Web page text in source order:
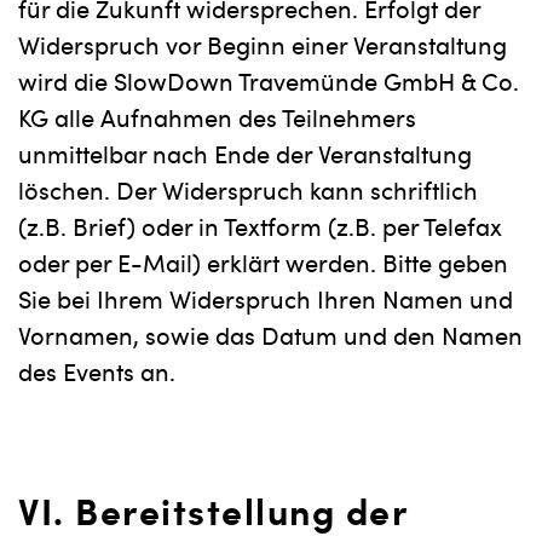
für die Zukunft widersprechen. Erfolgt der
Widerspruch vor Beginn einer Veranstaltung
wird die SlowDown Travemünde GmbH & Co.
KG alle Aufnahmen des Teilnehmers
unmittelbar nach Ende der Veranstaltung
löschen. Der Widerspruch kann schriftlich
(z.B. Brief) oder in Textform (z.B. per Telefax
oder per E-Mail) erklärt werden. Bitte geben
Sie bei Ihrem Widerspruch Ihren Namen und
Vornamen, sowie das Datum und den Namen
des Events an.
VI. Bereitstellung der